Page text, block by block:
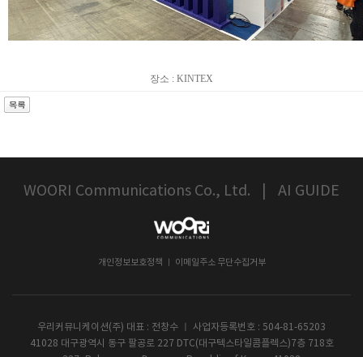
장소 : KINTEX
WOORI Communications Co., Ltd. AI GUIDE
개인정보보호정책 ㅣ 이메일주소 무단수집거부
우리커뮤니케이션(주) 대표 : 전창수 ㅣ 사업자등록번호 : 504-81-65203
41028 대구광역시 동구 팔공로 227 DTC(대구텍스타일콤플렉스)7층 718호